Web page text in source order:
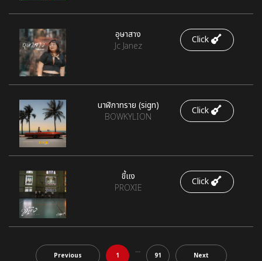
อุษาสาง
Jc Janez
Click
นาฬิกาทราย (sign)
BOWKYLION
Click
ขี้แง
PROXIE
Click
Previous 1
...
91 Next